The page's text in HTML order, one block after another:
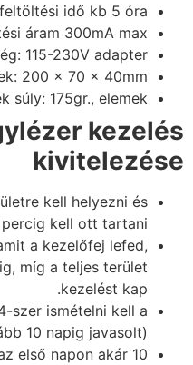
idő kb 5 óra
áram 300mA max.
115-230V adapter
200 x 70 x 40mm
súly: 175gr., elemek
kezelés
kivitelezése
kell helyezni és
kell ott tartani.
a kezelőfej lefed,
míg a teljes terület
kezelést kap.
szer ismételni kell a
10 napig javasolt).
első napon akár 10